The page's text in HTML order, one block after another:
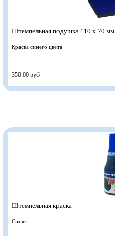
Штемпельная подушка 110 х 70 мм
Краска синего цвета
350.00 руб
Штемпельная краска
Синяя